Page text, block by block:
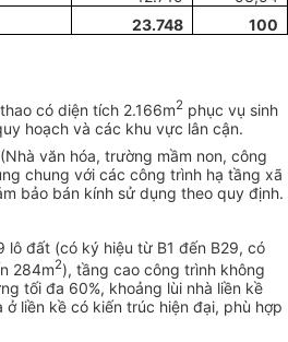
23.748
100
có diện tích 2.166m2 phục vụ sinh
hoạch và các khu vực lân cận.
văn hóa, trường mầm non, công
chung với các công trình hạ tầng xã
bảo bán kính sử dụng theo quy định.
lô đất (có ký hiệu từ B1 đến B29, có
284m2), tầng cao công trình không
tối đa 60%, khoảng lùi nhà liền kề
liền kề có kiến trúc hiện đại, phù hợp